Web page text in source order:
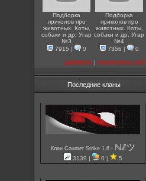
Подборка
приколов про
животных. Коты,
собаки и др. Угар
№3
7915 | 0
Подборка
приколов про
животных. Коты,
собаки и др. Угар
№4
7356 | 0
добавить | посмотреть все
Последние кланы
Клан Counter Strike 1.6 - ℕℤツ
3139 | 0 | 5